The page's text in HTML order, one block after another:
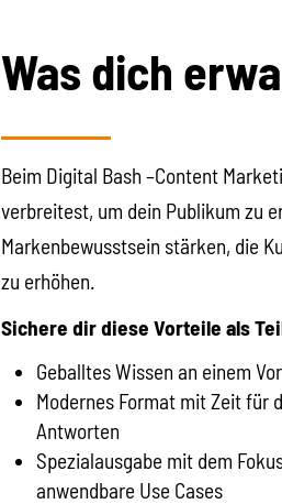
Was dich
Beim Digital Bash –Content
verbreitest, um dein Publikum zu
Markenbewusstsein stärken, die
zu erhöhen.
Sichere dir diese Vorteile als
Geballtes Wissen an einem
Modernes Format mit Zeit für
Antworten
Spezialausgabe mit dem
anwendbare Use Cases